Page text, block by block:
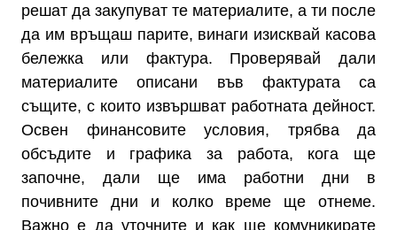
решат да закупуват те материалите, а ти после
да им връщаш парите, винаги изисквай касова
бележка или фактура. Проверявай дали
материалите описани във фактурата са
същите, с които извършват работната дейност.
Освен финансовите условия, трябва да
обсъдите и графика за работа, кога ще
започне, дали ще има работни дни в
почивните дни и колко време ще отнеме.
Важно е да уточните и как ще комуникирате